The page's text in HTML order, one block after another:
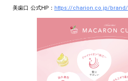
美歯口 公式HP： https://charion.co.jp/brand/